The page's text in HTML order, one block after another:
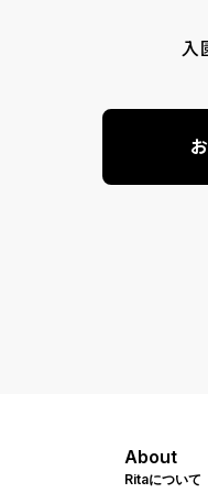
入
About
Ritaについて